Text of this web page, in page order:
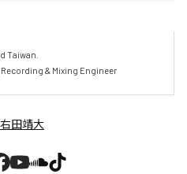
Taiwan.
& Mixing Engineer
田靖大